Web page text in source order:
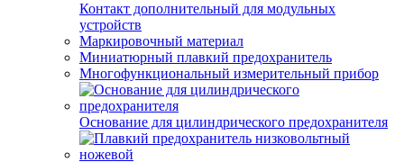
Контакт дополнительный для модульных
устройств
Маркировочный материал
Миниатюрный плавкий предохранитель
Многофункциональный измерительный прибор
Основание для цилиндрического предохранителя